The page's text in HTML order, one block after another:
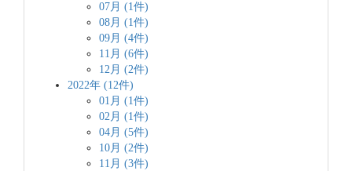
07月 (1件)
08月 (1件)
09月 (4件)
11月 (6件)
12月 (2件)
2022年 (12件)
01月 (1件)
02月 (1件)
04月 (5件)
10月 (2件)
11月 (3件)